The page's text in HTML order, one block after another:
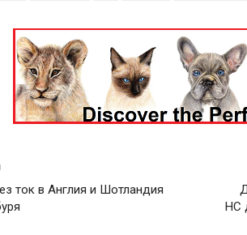
ток в Англия и Шотландия
НС